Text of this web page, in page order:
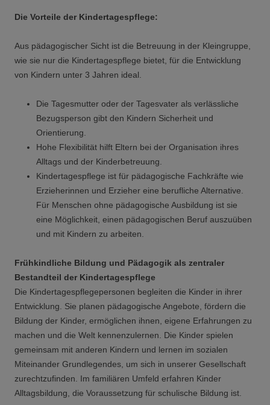
Die Vorteile der Kindertagespflege:
Aus pädagogischer Sicht ist die Betreuung in der Kleingruppe,
wie sie nur die Kindertagespflege bietet, für die Entwicklung
von Kindern unter 3 Jahren ideal.
Die Tagesmutter oder der Tagesvater als verlässliche
Bezugsperson gibt den Kindern Sicherheit und
Orientierung.
Hohe Flexibilität hilft Eltern bei der Organisation ihres
Alltags und der Kinderbetreuung.
Kindertagespflege ist für pädagogische Fachkräfte wie
Erzieherinnen und Erzieher eine berufliche Alternative.
Für Menschen ohne pädagogische Ausbildung ist sie
eine Möglichkeit, einen pädagogischen Beruf auszuüben
und mit Kindern zu arbeiten.
Frühkindliche Bildung und Pädagogik als zentraler
Bestandteil der Kindertagespflege
Die Kindertagespflegepersonen begleiten die Kinder in ihrer
Entwicklung. Sie planen pädagogische Angebote, fördern die
Bildung der Kinder, ermöglichen ihnen, eigene Erfahrungen zu
machen und die Welt kennenzulernen. Die Kinder spielen
gemeinsam mit anderen Kindern und lernen im sozialen
Miteinander Grundlegendes, um sich in unserer Gesellschaft
zurechtzufinden. Im familiären Umfeld erfahren Kinder
Alltagsbildung, die Voraussetzung für schulische Bildung ist.